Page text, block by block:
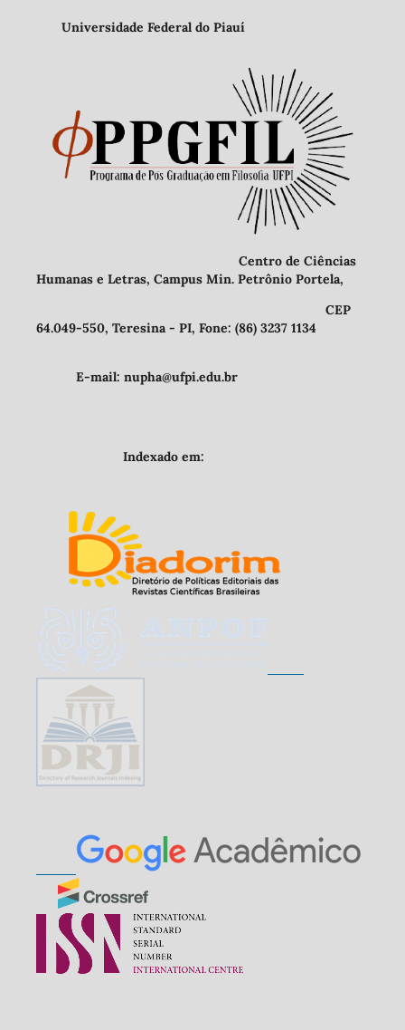
Universidade Federal do Piauí
Centro de Ciências
Humanas e Letras, Campus Min. Petrônio Portela,
CEP
64.049-550, Teresina - PI, Fone: (86) 3237 1134
E-mail: nupha@ufpi.edu.br
Indexado em: